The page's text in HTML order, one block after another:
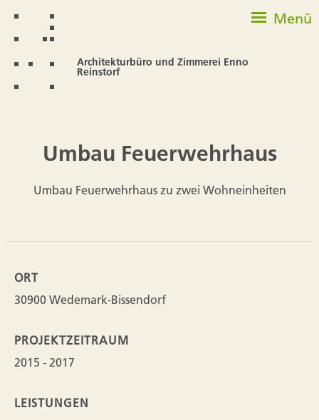
Architekturbüro und Zimmerei Enno
Reinstorf
Menü
Umbau Feuerwehrhaus
Umbau Feuerwehrhaus zu zwei Wohneinheiten
ORT
30900 Wedemark-Bissendorf
PROJEKTZEITRAUM
2015 - 2017
LEISTUNGEN